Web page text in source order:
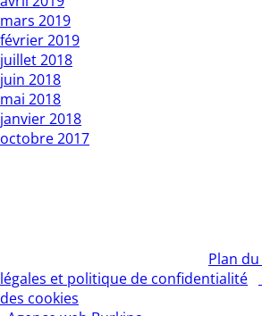
mars 2019
février 2019
juillet 2018
juin 2018
mai 2018
janvier 2018
octobre 2017
Plan
légales et politique de confidentialité
des cookies